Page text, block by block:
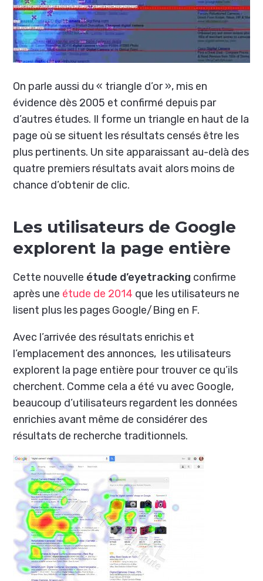
On parle aussi du « triangle d’or », mis en
évidence dès 2005 et confirmé depuis par
d’autres études. Il forme un triangle en haut de la
page où se situent les résultats censés être les
plus pertinents. Un site apparaissant au-delà des
quatre premiers résultats avait alors moins de
chance d’obtenir de clic.
Les utilisateurs de Google
explorent la page entière
Cette nouvelle étude d’eyetracking confirme
après une étude de 2014 que les utilisateurs ne
lisent plus les pages Google/Bing en F.
Avec l’arrivée des résultats enrichis et
l’emplacement des annonces, les utilisateurs
explorent la page entière pour trouver ce qu’ils
cherchent. Comme cela a été vu avec Google,
beaucoup d’utilisateurs regardent les données
enrichies avant même de considérer des
résultats de recherche traditionnels.